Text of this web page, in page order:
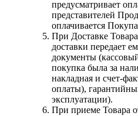
предусматривает
представителей
оплачивается
При Доставке
доставки передает
документы
покупка была за
накладная и счет-
оплаты),
эксплуатации).
При приеме Товара